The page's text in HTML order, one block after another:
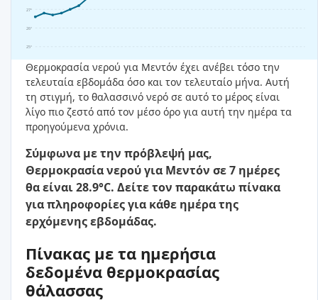
25°
26°
27°
Θερμοκρασία νερού για Μεντόν έχει ανέβει τόσο την
τελευταία εβδομάδα όσο και τον τελευταίο μήνα. Αυτή
τη στιγμή, το θαλασσινό νερό σε αυτό το μέρος είναι
λίγο πιο ζεστό από τον μέσο όρο για αυτή την ημέρα τα
προηγούμενα χρόνια.
Σύμφωνα με την πρόβλεψή μας,
Θερμοκρασία νερού για Μεντόν σε 7 ημέρες
θα είναι 28.9°C. Δείτε τον παρακάτω πίνακα
για πληροφορίες για κάθε ημέρα της
ερχόμενης εβδομάδας.
Πίνακας με τα ημερήσια
δεδομένα θερμοκρασίας
θάλασσας